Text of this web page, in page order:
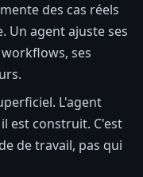
des cas réels
Un agent ajuste ses
ses
L'agent
est construit. C'est
de travail, pas qui